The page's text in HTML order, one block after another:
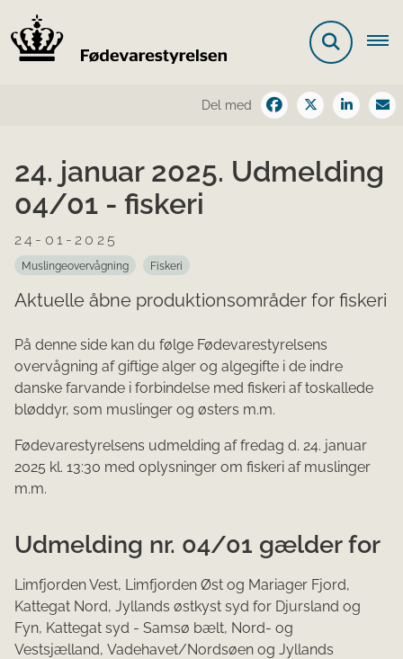
Del med
24. januar 2025. Udmelding
04/01 - fiskeri
24-01-2025
Muslingeovervågning Fiskeri
Aktuelle åbne produktionsområder for fiskeri
På denne side kan du følge Fødevarestyrelsens
overvågning af giftige alger og algegifte i de indre
danske farvande i forbindelse med fiskeri af toskallede
bløddyr, som muslinger og østers m.m.
Fødevarestyrelsens udmelding af fredag d. 24. januar
2025 kl. 13:30 med oplysninger om fiskeri af muslinger
m.m.
Udmelding nr. 04/01 gælder for
Limfjorden Vest, Limfjorden Øst og Mariager Fjord,
Kattegat Nord, Jyllands østkyst syd for Djursland og
Fyn, Kattegat syd - Samsø bælt, Nord- og
Vestsjælland, Vadehavet/Nordsøen og Jyllands